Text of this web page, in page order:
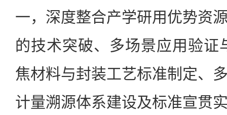
一，深度整合产学研用优势资
的技术突破、多场景应用验证
焦材料与封装工艺标准制定、
计量溯源体系建设及标准宣贯